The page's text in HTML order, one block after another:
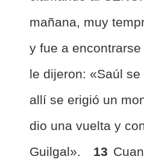
mañana, muy
y fue a
le dijeron: «Saúl
allí se erigió un
dio una vuelta y
Guilgal».
13